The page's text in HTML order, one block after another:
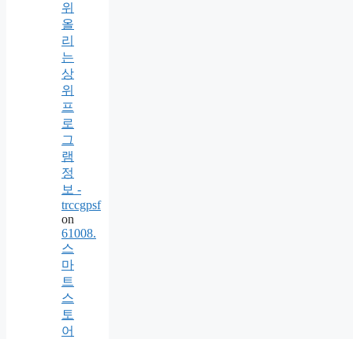
위
올
리
는
상
위
프
로
그
램
정
보 -
trccgpsf
on
61008.
스
마
트
스
토
어